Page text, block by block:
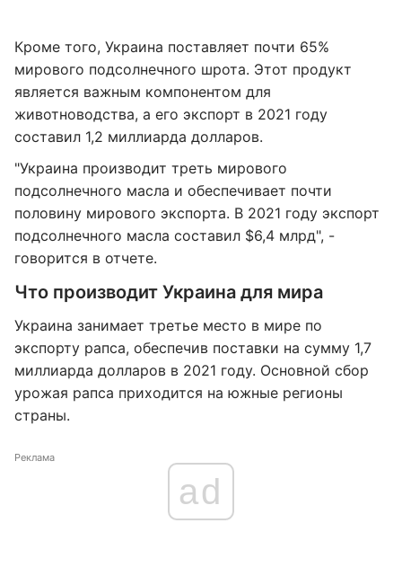
Кроме того, Украина поставляет почти 65%
мирового подсолнечного шрота. Этот продукт
является важным компонентом для
животноводства, а его экспорт в 2021 году
составил 1,2 миллиарда долларов.
"Украина производит треть мирового
подсолнечного масла и обеспечивает почти
половину мирового экспорта. В 2021 году экспорт
подсолнечного масла составил $6,4 млрд", -
говорится в отчете.
Что производит Украина для мира
Украина занимает третье место в мире по
экспорту рапса, обеспечив поставки на сумму 1,7
миллиарда долларов в 2021 году. Основной сбор
урожая рапса приходится на южные регионы
страны.
Реклама
ad